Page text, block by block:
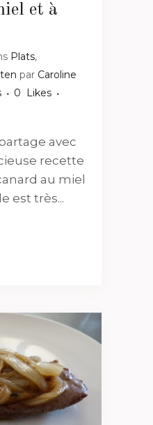
et à
Plats,
par Caroline
0
Likes
avec
recette
au miel
est très...